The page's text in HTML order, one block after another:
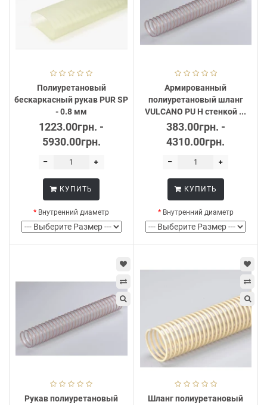
Герметичные. Изделия оснащены
стальными хомутами, которые
обеспечивают непроницаемость на
Если Вас заинтересовали рукава
полиуретановые для аспирации и других
целей, обращайтесь по указанным
номерам.
Здесь Вам предоставят исчерпывающую
информацию о каждом виде или
Полиуретановый
бескаркасный рукав PUR SP
- 0.8 мм
1223.00грн. -
5930.00грн.
КУПИТЬ
Внутренний диаметр
Армированный
полиуретановый шланг
VULCANO PU H стенкой ...
383.00грн. -
4310.00грн.
КУПИТЬ
Внутренний диаметр
Рукав полиуретановый
Шланг полиуретановый